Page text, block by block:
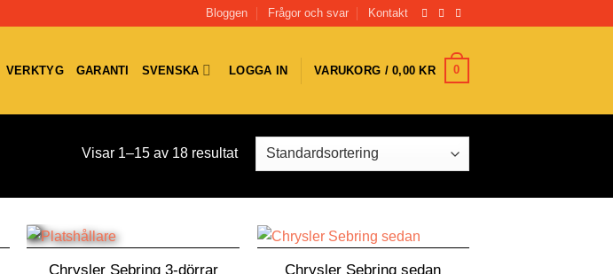
Bloggen Frågor och svar Kontakt
VERKTYG GARANTI SVENSKA LOGGA IN VARUKORG /0,00KR 0
Visar 1–15 av 18 resultat
Chrysler Sebring 3-dörrar Chrysler Sebring sedan